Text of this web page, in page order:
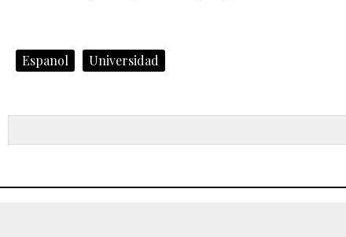
Espanol Universidad